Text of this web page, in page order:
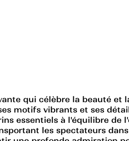
qui célèbre la beauté
motifs vibrants et ses
essentiels à l'équilibre de
les spectateurs